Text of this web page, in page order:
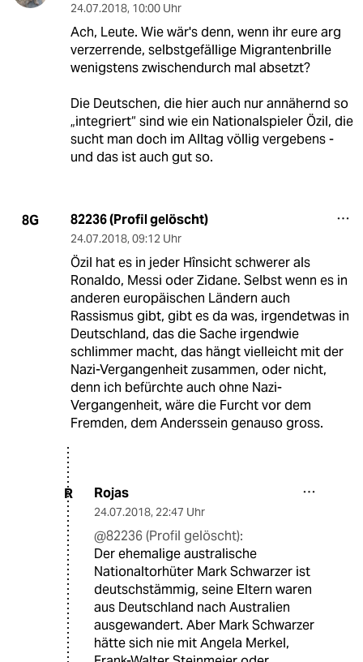
24.07.2018, 10:00 Uhr
Ach, Leute. Wie wär's denn, wenn ihr eure arg
verzerrende, selbstgefällige Migrantenbrille
wenigstens zwischendurch mal absetzt?
Die Deutschen, die hier auch nur annähernd so
„integriert“ sind wie ein Nationalspieler Özil, die
sucht man doch im Alltag völlig vergebens -
und das ist auch gut so.
8G 82236 (Profil gelöscht)
24.07.2018, 09:12 Uhr
Özil hat es in jeder Hînsicht schwerer als
Ronaldo, Messi oder Zidane. Selbst wenn es in
anderen europäischen Ländern auch
Rassismus gibt, gibt es da was, irgendetwas in
Deutschland, das die Sache irgendwie
schlimmer macht, das hängt vielleicht mit der
Nazi-Vergangenheit zusammen, oder nicht,
denn ich befürchte auch ohne Nazi-
Vergangenheit, wäre die Furcht vor dem
Fremden, dem Anderssein genauso gross.
R Rojas
24.07.2018, 22:47 Uhr
@82236 (Profil gelöscht):
Der ehemalige australische
Nationaltorhüter Mark Schwarzer ist
deutschstämmig, seine Eltern waren
aus Deutschland nach Australien
ausgewandert. Aber Mark Schwarzer
hätte sich nie mit Angela Merkel,